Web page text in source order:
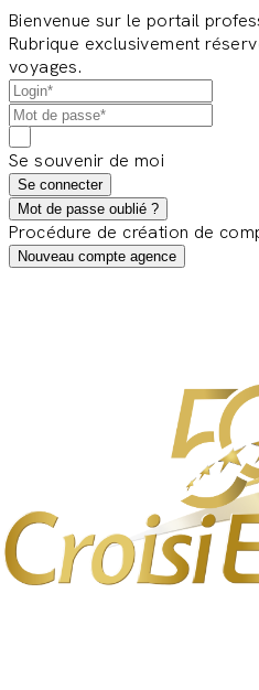
Bienvenue sur le portail
Rubrique exclusivement
voyages.
Se souvenir de moi
Se connecter
Mot de passe oublié ?
Procédure de création de
Nouveau compte agence